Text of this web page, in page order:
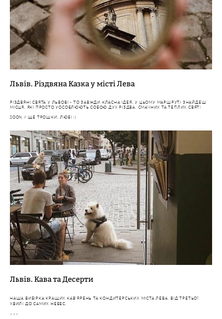
Львів. Різдвяна Казка у місті Лева
РІЗДВЯНІ СВЯТА У ЛЬВОВІ - ТО ЗАВЖДИ КЛАСНА ІДЕЯ. У ЦЬОМУ МАРШРУТІ ЗНАЙДЕШ
МІСЦЯ, ЯКІ ПРОСТО УОСОБЛЮЮТЬ СОБОЮ ДУХ РІЗДВА. СМАЧНИХ ТА ТЕПЛИХ СВЯТ!
SOON // ЩЕ ТРОШКИ, ЛЮБІ :)
Львів. Кава та Десерти
НАША ВИБІРКА КРАЩИХ КАВʼЯРЕНЬ ТА КОНДИТЕРСЬКИХ МІСТА ЛЕВА. ВІД ТРЕТЬОЇ
ХВИЛІ ДО САМИХ НЕБЕС.
>>>